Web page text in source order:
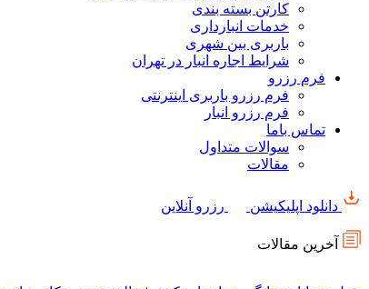
کارتن بسته بندی
خدمات انبارداری
باربری بین شهری
شرایط اجاره انبار در تهران
فرم رزرو
فرم رزرو باربری اینترنتی
فرم رزرو انبار
تماس باما
سوالات متداول
مقالات
دانلود اپلیکیشن رزرو آنلاین
آخرین مقالات